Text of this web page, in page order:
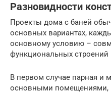
Разновидности
Проекты дома с баней
основных вариантах,
основному условию –
функциональных строений
В первом случае парная и
основными помещениями,